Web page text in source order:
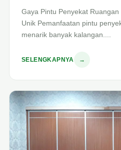
Gaya Pintu Penyekat
Unik Pemanfaatan pintu
menarik banyak kalangan....
SELENGKAPNYA →